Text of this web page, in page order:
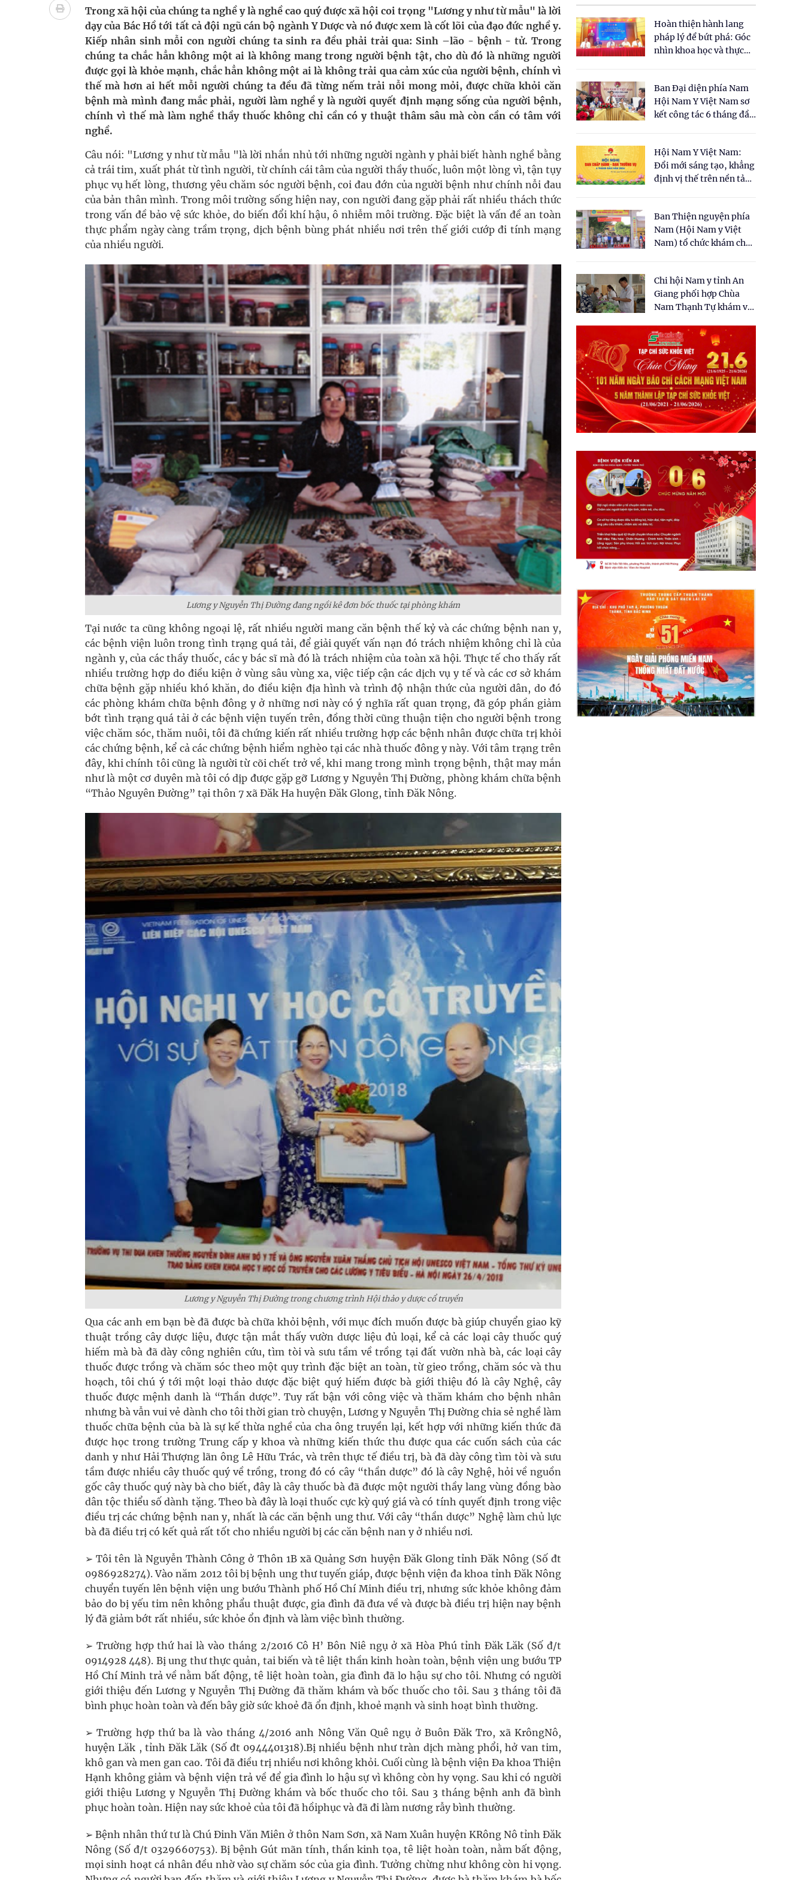
Cách âm nhạc trị liệu được “đo ni đóng giày”
Dự báo thời tiết ngày 08/8/2026: Bắc Bộ nắng nóng, nhiệt độ cao nhất 35 độ
Cảnh báo 3 thời điểm nguy hiểm trong ngày dễ xảy ra đột qụy
Đề xuất cơ chế thu hút nhân lực, nâng cao chất lượng y tế
Trong xã hội của chúng ta nghề y là nghề cao quý được xã hội coi trọng "Lương y như từ mẫu" là lời
dạy của Bác Hồ tới tất cả đội ngũ cán bộ ngành Y Dược và nó được xem là cốt lõi của đạo đức nghề y.
Kiếp nhân sinh mỗi con người chúng ta sinh ra đều phải trải qua: Sinh –lão - bệnh - tử. Trong
chúng ta chắc hẳn không một ai là không mang trong người bệnh tật, cho dù đó là những người
được gọi là khỏe mạnh, chắc hẳn không một ai là không trải qua cảm xúc của người bệnh, chính vì
thế mà hơn ai hết mỗi người chúng ta đều đã từng nếm trải nỗi mong mỏi, được chữa khỏi căn
bệnh mà mình đang mắc phải, người làm nghề y là người quyết định mạng sống của người bệnh,
chính vì thế mà làm nghề thầy thuốc không chỉ cần có y thuật thâm sâu mà còn cần có tâm với
nghề.
Câu nói: "Lương y như từ mẫu "là lời nhắn nhủ tới những người ngành y phải biết hành nghề bằng
cả trái tim, xuất phát từ tình người, từ chính cái tâm của người thầy thuốc, luôn một lòng vì, tận tụy
phục vụ hết lòng, thương yêu chăm sóc người bệnh, coi đau đớn của người bệnh như chính nỗi đau
của bản thân mình. Trong môi trường sống hiện nay, con người đang gặp phải rất nhiều thách thức
trong vấn đề bảo vệ sức khỏe, do biến đổi khí hậu, ô nhiễm môi trường. Đặc biệt là vấn đề an toàn
thực phẩm ngày càng trầm trọng, dịch bệnh bùng phát nhiều nơi trên thế giới cướp đi tính mạng
của nhiều người.
Lương y Nguyễn Thị Đường đang ngồi kê đơn bốc thuốc tại phòng khám
Tại nước ta cũng không ngoại lệ, rất nhiều người mang căn bệnh thế kỷ và các chứng bệnh nan y,
các bệnh viện luôn trong tình trạng quá tải, để giải quyết vấn nạn đó trách nhiệm không chỉ là của
ngành y, của các thầy thuốc, các y bác sĩ mà đó là trách nhiệm của toàn xã hội. Thực tế cho thấy rất
nhiều trường hợp do điều kiện ở vùng sâu vùng xa, việc tiếp cận các dịch vụ y tế và các cơ sở khám
chữa bệnh gặp nhiều khó khăn, do điều kiện địa hình và trình độ nhận thức của người dân, do đó
các phòng khám chữa bệnh đông y ở những nơi này có ý nghĩa rất quan trọng, đã góp phần giảm
bớt tình trạng quá tải ở các bệnh viện tuyến trên, đồng thời cũng thuận tiện cho người bệnh trong
việc chăm sóc, thăm nuôi, tôi đã chứng kiến rất nhiều trường hợp các bệnh nhân được chữa trị khỏi
các chứng bệnh, kể cả các chứng bệnh hiểm nghèo tại các nhà thuốc đông y này. Với tâm trạng trên
đây, khi chính tôi cũng là người từ cõi chết trở về, khi mang trong mình trọng bệnh, thật may mắn
như là một cơ duyên mà tôi có dịp được gặp gỡ Lương y Nguyễn Thị Đường, phòng khám chữa bệnh
“Thảo Nguyên Đường” tại thôn 7 xã Đăk Ha huyện Đăk Glong, tỉnh Đăk Nông.
Lương y Nguyễn Thị Đường trong chương trình Hội thảo y dược cổ truyền
Qua các anh em bạn bè đã được bà chữa khỏi bệnh, với mục đích muốn được bà giúp chuyển giao kỹ
thuật trồng cây dược liệu, được tận mắt thấy vườn dược liệu đủ loại, kể cả các loại cây thuốc quý
hiếm mà bà đã dày công nghiên cứu, tìm tòi và sưu tầm về trồng tại đất vườn nhà bà, các loại cây
thuốc được trồng và chăm sóc theo một quy trình đặc biệt an toàn, từ gieo trồng, chăm sóc và thu
hoạch, tôi chú ý tới một loại thảo dược đặc biệt quý hiếm được bà giới thiệu đó là cây Nghệ, cây
thuốc được mệnh danh là “Thần dược”. Tuy rất bận với công việc và thăm khám cho bệnh nhân
nhưng bà vẫn vui vẻ dành cho tôi thời gian trò chuyện, Lương y Nguyễn Thị Đường chia sẻ nghề làm
thuốc chữa bệnh của bà là sự kế thừa nghề của cha ông truyền lại, kết hợp với những kiến thức đã
được học trong trường Trung cấp y khoa và những kiến thức thu được qua các cuốn sách của các
danh y như Hải Thượng lãn ông Lê Hữu Trác, và trên thực tế điều trị, bà đã dày công tìm tòi và sưu
tầm được nhiều cây thuốc quý về trồng, trong đó có cây “thần dược” đó là cây Nghệ, hỏi về nguồn
gốc cây thuốc quý này bà cho biết, đây là cây thuốc bà đã được một người thầy lang vùng đồng bào
dân tộc thiểu số dành tặng. Theo bà đây là loại thuốc cực kỳ quý giá và có tính quyết định trong việc
điều trị các chứng bệnh nan y, nhất là các căn bệnh ung thư. Với cây “thần dược” Nghệ làm chủ lực
bà đã điều trị có kết quả rất tốt cho nhiều người bị các căn bệnh nan y ở nhiều nơi.
➢ Tôi tên là Nguyễn Thành Công ở Thôn 1B xã Quảng Sơn huyện Đăk Glong tỉnh Đăk Nông (Số đt
0986928274). Vào năm 2012 tôi bị bệnh ung thư tuyến giáp, được bệnh viện đa khoa tỉnh Đăk Nông
chuyển tuyến lên bệnh viện ung bướu Thành phố Hồ Chí Minh điều trị, nhưng sức khỏe không đảm
bảo do bị yếu tim nên không phẩu thuật được, gia đình đã đưa về và được bà điều trị hiện nay bệnh
lý đã giảm bớt rất nhiều, sức khỏe ổn định và làm việc bình thường.
➢ Trường hợp thứ hai là vào tháng 2/2016 Cô H’ Bôn Niê ngụ ở xã Hòa Phú tỉnh Đăk Lăk (Số đ/t
0914928 448). Bị ung thư thực quản, tai biến và tê liệt thần kinh hoàn toàn, bệnh viện ung bướu TP
Hồ Chí Minh trả về nằm bất động, tê liệt hoàn toàn, gia đình đã lo hậu sự cho tôi. Nhưng có người
giới thiệu đến Lương y Nguyễn Thị Đường đã thăm khám và bốc thuốc cho tôi. Sau 3 tháng tôi đã
bình phục hoàn toàn và đến bây giờ sức khoẻ đã ổn định, khoẻ mạnh và sinh hoạt bình thường.
➢ Trường hợp thứ ba là vào tháng 4/2016 anh Nông Văn Quê ngụ ở Buôn Đăk Tro, xã KrôngNô,
huyện Lăk , tỉnh Đăk Lăk (Số đt 0944401318).Bị nhiều bệnh như tràn dịch màng phổi, hở van tim,
khô gan và men gan cao. Tôi đã điều trị nhiều nơi không khỏi. Cuối cùng là bệnh viện Đa khoa Thiện
Hạnh không giảm và bệnh viện trả về để gia đình lo hậu sự vì không còn hy vọng. Sau khi có người
giới thiệu Lương y Nguyễn Thị Đường khám và bốc thuốc cho tôi. Sau 3 tháng bệnh anh đã bình
phục hoàn toàn. Hiện nay sức khoẻ của tôi đã hồiphục và đã đi làm nương rẫy bình thường.
➢ Bệnh nhân thứ tư là Chú Đinh Văn Miên ở thôn Nam Sơn, xã Nam Xuân huyện KRông Nô tỉnh Đăk
Nông (Số đ/t 0329660753). Bị bệnh Gút mãn tính, thần kinh tọa, tê liệt hoàn toàn, nằm bất động,
mọi sinh hoạt cá nhân đều nhờ vào sự chăm sóc của gia đình. Tưởng chừng như không còn hi vọng.
Hoàn thiện hành lang
pháp lý để bứt phá: Góc
nhìn khoa học và thực
cho Luật Y dược cổ
truyền Việt Nam"
Ban Đại diện phía Nam
Hội Nam Y Việt Nam sơ
kết công tác 6 tháng đầu
Hội Nam Y Việt Nam:
Đổi mới sáng tạo, khẳng
định vị thế trên nền tảng
Ban Thiện nguyện phía
Nam (Hội Nam y Việt
Nam) tổ chức khám chữa
dân tại xã Tân Tập
Chi hội Nam y tỉnh An
Giang phối hợp Chùa
Nam Thạnh Tự khám và
nhân dân